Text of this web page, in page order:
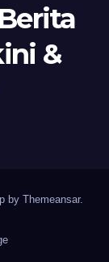
&
by Themeansar.